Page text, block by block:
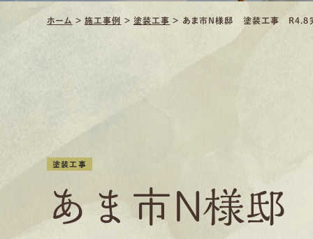
ホーム > 施工事例 > 塗装工事 > あま市N様邸 塗装工事 R4.8
塗装工事
あま市N様